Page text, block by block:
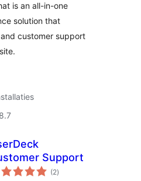
is an all-in-one
solution that
customer support
Support
(2totaal
waarderingen
)